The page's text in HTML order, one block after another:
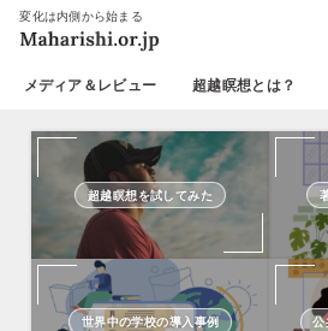
変化は内側から始まる
メディア＆レビュー 超越瞑想とは？
超越瞑想を試してみた
世界中の学校の導入事例 公